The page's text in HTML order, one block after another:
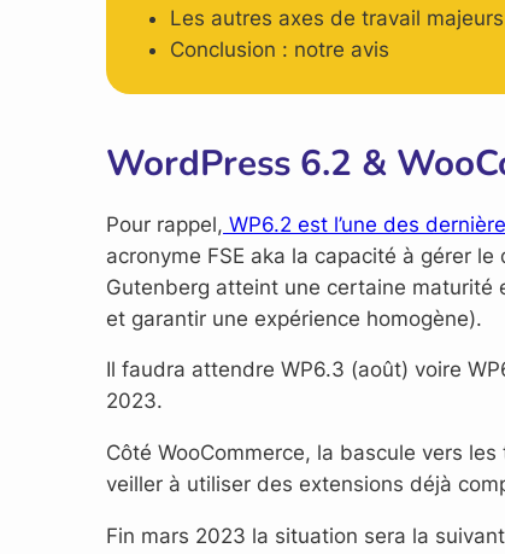
Les autres axes de travail
Conclusion : notre avis
WordPress 6.2 &
Pour rappel, WP6.2 est l’une des
acronyme FSE aka la capacité à gérer
Gutenberg atteint une certaine maturité
et garantir une expérience homogène).
Il faudra attendre WP6.3 (août) voire
2023.
Côté WooCommerce, la bascule vers
veiller à utiliser des extensions déjà
Fin mars 2023 la situation sera la